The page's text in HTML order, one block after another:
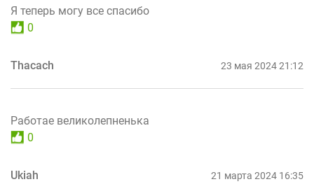
Я теперь могу все спасибо
0
Thacach 23 мая 2024 21:12
Работае великолепненька
0
Ukiah 21 марта 2024 16:35